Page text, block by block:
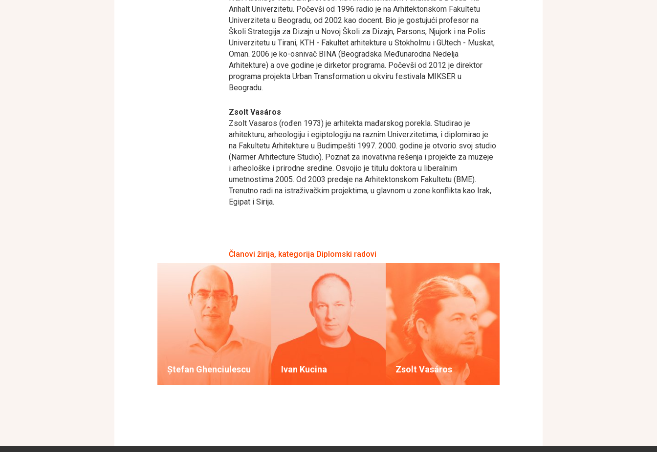
Anhalt Univerzitetu. Počevši od 1996 radio je na Arhitektonskom Fakultetu
Univerziteta u Beogradu, od 2002 kao docent. Bio je gostujući profesor na
Školi Strategija za Dizajn u Novoj Školi za Dizajn, Parsons, Njujork i na Polis
Univerzitetu u Tirani, KTH - Fakultet arhitekture u Stokholmu i GUtech - Muskat,
Oman. 2006 je ko-osnivač BINA (Beogradska Međunarodna Nedelja
Arhitekture) a ove godine je dirketor programa. Počevši od 2012 je direktor
programa projekta Urban Transformation u okviru festivala MIKSER u
Beogradu.
Zsolt Vasáros
Zsolt Vasaros (rođen 1973) je arhitekta mađarskog porekla. Studirao je
arhitekturu, arheologiju i egiptologiju na raznim Univerzitetima, i diplomirao je
na Fakultetu Arhitekture u Budimpešti 1997. 2000. godine je otvorio svoj studio
(Narmer Arhitecture Studio). Poznat za inovativna rešenja i projekte za muzeje
i arheološke i prirodne sredine. Osvojio je titulu doktora u liberalnim
umetnostima 2005. Od 2003 predaje na Arhitektonskom Fakultetu (BME).
Trenutno radi na istraživačkim projektima, u glavnom u zone konflikta kao Irak,
Egipat i Sirija.
Članovi žirija, kategorija Diplomski radovi
Ștefan Ghenciulescu Ivan Kucina Zsolt Vasáros